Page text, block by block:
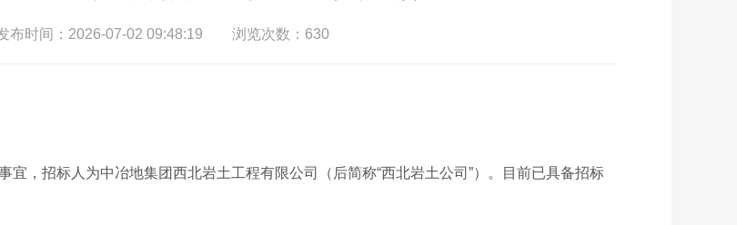
时间：2026-07-02 09:48:19 浏览次数：630
招标人为中冶地集团西北岩土工程有限公司（后简称“西北岩土公司”）。目前已具备招标